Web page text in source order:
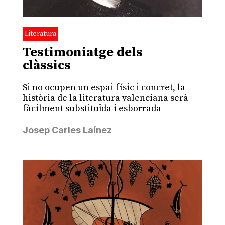
Literatura
Testimoniatge dels
clàssics
Si no ocupen un espai físic i concret, la
història de la literatura valenciana serà
fàcilment substituïda i esborrada
Josep Carles Laínez